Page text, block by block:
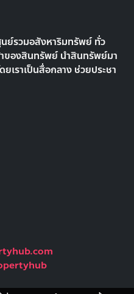
ย์รวมอสังหาริมทรัพย์ ทั่ว
าของสินทรัพย์ นำสินทรัพย์มา
ยเราเป็นสื่อกลาง ช่วยประชา